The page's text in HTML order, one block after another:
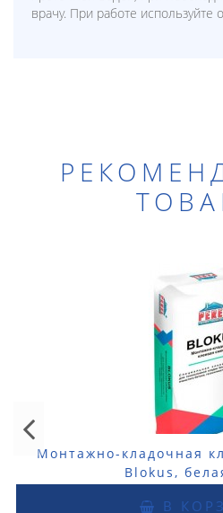
врачу. При работе используйте
Монтажно-кладочная
Blokus,
В